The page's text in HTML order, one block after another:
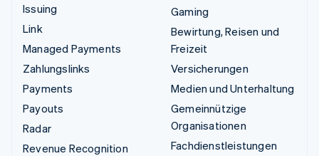
Issuing
Link
Managed Payments
Zahlungslinks
Payments
Payouts
Radar
Revenue Recognition
Gaming
Bewirtung, Reisen und
Freizeit
Versicherungen
Medien und Unterhaltung
Gemeinnützige
Organisationen
Fachdienstleistungen